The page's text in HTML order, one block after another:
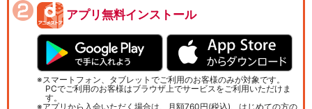
アプリ無料インストール
スマートフォン、タブレットでご利用のお客様のみが対象です。
PCでご利用のお客様はブラウザ上でサービスをご利用いただけま
す。
アプリから入会いただく場合は、月額760円(税込)、はじめての方の